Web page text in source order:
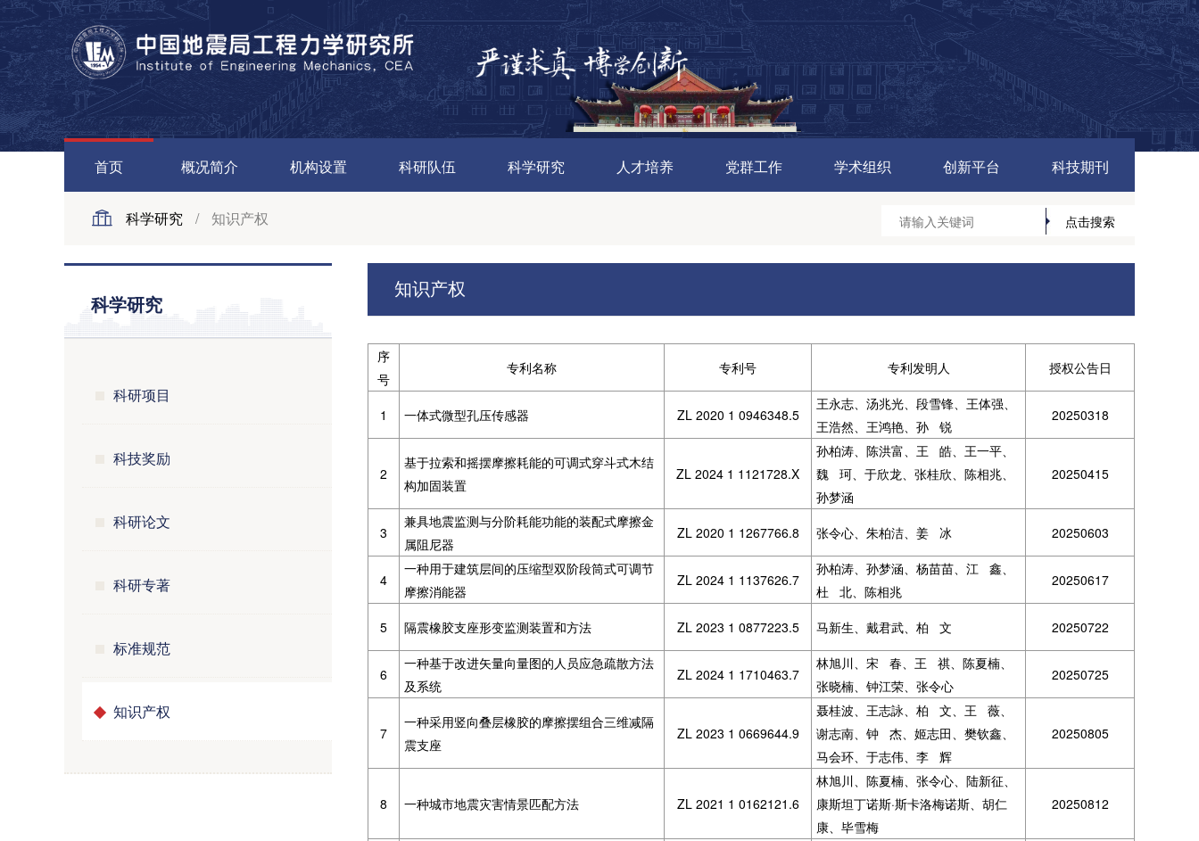
首页 概况简介 机构设置 科研队伍 科学研究 人才培养 党群工作 学术组织 创新平台 科技期刊
科学研究 / 知识产权
科学研究
科研项目
科技奖励
科研论文
科研专著
标准规范
知识产权
知识产权
序
号
专利名称 专利号 专利发明人 授权公告日
1 一体式微型孔压传感器 ZL 2020 1 0946348.5
王永志、汤兆光、段雪锋、王体强、
王浩然、王鸿艳、孙 锐
20250318
2
基于拉索和摇摆摩擦耗能的可调式穿斗式木结
构加固装置
ZL 2024 1 1121728.X
孙柏涛、陈洪富、王 皓、王一平、
魏 珂、于欣龙、张桂欣、陈相兆、
孙梦涵
20250415
3
兼具地震监测与分阶耗能功能的装配式摩擦金
属阻尼器
ZL 2020 1 1267766.8 张令心、朱柏洁、姜 冰 20250603
4
一种用于建筑层间的压缩型双阶段筒式可调节
摩擦消能器
ZL 2024 1 1137626.7
孙柏涛、孙梦涵、杨苗苗、江 鑫、
杜 北、陈相兆
20250617
5 隔震橡胶支座形变监测装置和方法 ZL 2023 1 0877223.5 马新生、戴君武、柏 文 20250722
6
一种基于改进矢量向量图的人员应急疏散方法
及系统
ZL 2024 1 1710463.7
林旭川、宋 春、王 祺、陈夏楠、
张晓楠、钟江荣、张令心
20250725
7
一种采用竖向叠层橡胶的摩擦摆组合三维减隔
震支座
ZL 2023 1 0669644.9
聂桂波、王志詠、柏 文、王 薇、
谢志南、钟 杰、姬志田、樊钦鑫、
马会环、于志伟、李 辉
20250805
8 一种城市地震灾害情景匹配方法 ZL 2021 1 0162121.6
林旭川、陈夏楠、张令心、陆新征、
康斯坦丁诺斯·斯卡洛梅诺斯、胡仁
康、毕雪梅
20250812